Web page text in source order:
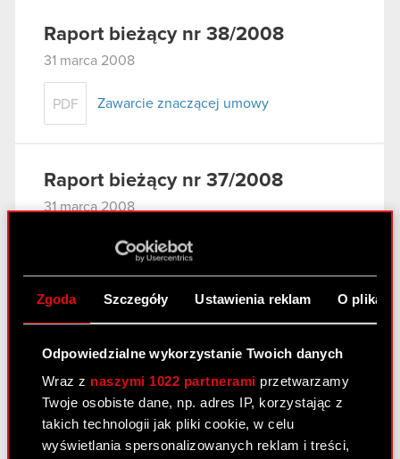
Zgoda Szczegóły Ustawienia reklam O
Odpowiedzialne wykorzystanie Twoich danych
Wraz z naszymi 1022 partnerami przetwarzamy
Twoje osobiste dane, np. adres IP, korzystając z
takich technologii jak pliki cookie, w celu
wyświetlania spersonalizowanych reklam i treści,
Raport bieżący nr 38/2008
31 marca 2008
PDF Zawarcie znaczącej umowy
Raport bieżący nr 37/2008
31 marca 2008
Wniosek do Sądu Rejonowego w
Warszawie o odroczenie posiedzenia
Sądu
Raport bieżący nr 36/2008
27 marca 2008
PDF
Aneks nr 2 w sprawie prolongaty terminu
spłaty wierzytelności do Porozumienia z
11 października 2007 r. - zmiana